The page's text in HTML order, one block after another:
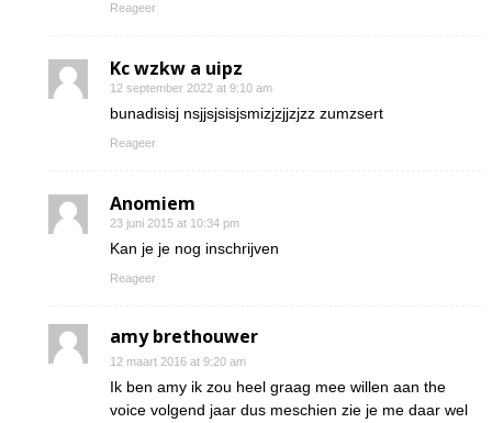
Reageer
Kc wzkw a uipz
12 september 2022 at 9:10 am
bunadisisj nsjjsjsisjsmizjzjjzjzz zumzsert
Reageer
Anomiem
23 juni 2015 at 10:34 pm
Kan je je nog inschrijven
Reageer
amy brethouwer
12 maart 2016 at 9:20 am
Ik ben amy ik zou heel graag mee willen aan the
voice volgend jaar dus meschien zie je me daar wel